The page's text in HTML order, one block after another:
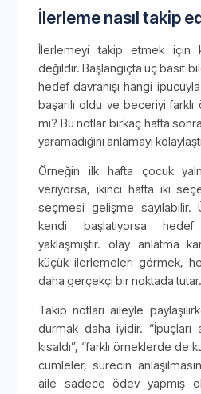
İlerleme nasıl takip
İlerlemeyi takip etmek için
değildir. Başlangıçta üç basit
hedef davranışı hangi
başarılı oldu ve beceriyi
mi? Bu notlar birkaç hafta
yaramadığını anlamayı
Örneğin ilk hafta çocuk
veriyorsa, ikinci hafta iki
seçmesi gelişme sayılabilir.
kendi başlatıyorsa
yaklaşmıştır. olay anlatma
küçük ilerlemeleri görmek,
daha gerçekçi bir noktada tutar.
Takip notları aileyle
durmak daha iyidir. “İpuçları
kısaldı”, “farklı örneklerde de
cümleler, sürecin
aile sadece ödev yapmış